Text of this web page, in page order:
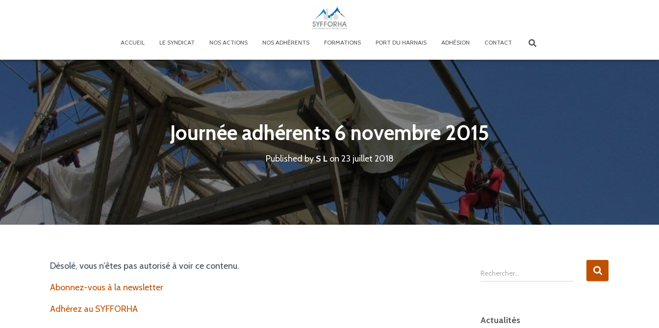
ACCUEIL LE SYNDICAT NOS ACTIONS NOS ADHÉRENTS FORMATIONS PORT DU HARNAIS ADHÉSION CONTACT
Journée adhérents 6 novembre 2015
Published byS Lon 23 juillet 2018
Désolé, vous n’êtes pas autorisé à voir ce contenu.
Abonnez-vous à la newsletter
Adhérez au SYFFORHA
R
e
r
Rechercher…
Actualités